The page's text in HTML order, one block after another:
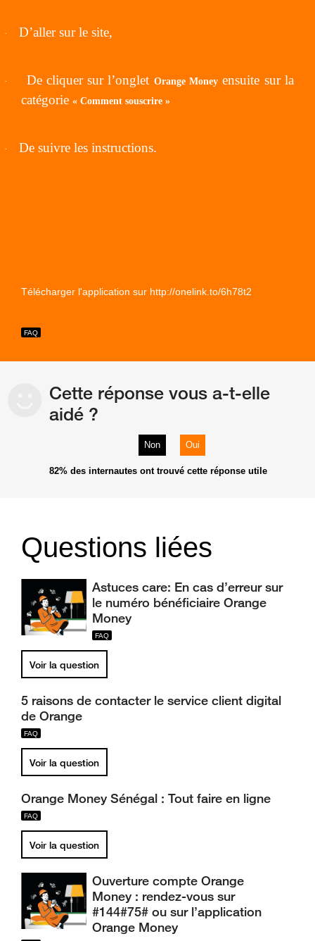
· D’aller sur le site,
· De cliquer sur l’onglet Orange Money ensuite sur la
catégorie « Comment souscrire »
· De suivre les instructions.
Télécharger l'application sur http://onelink.to/6h78t2
Cette réponse vous a-t-elle
aidé ?
Non Oui
82% des internautes ont trouvé cette réponse utile
Questions liées
Astuces care: En cas d’erreur sur
le numéro bénéficiaire Orange
Money
Voir la question
5 raisons de contacter le service client digital
de Orange
Voir la question
Orange Money Sénégal : Tout faire en ligne
Voir la question
Ouverture compte Orange
Money : rendez-vous sur
#144#75# ou sur l’application
Orange Money